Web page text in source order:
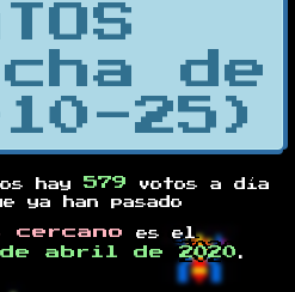
de
25)
hay 579 votos a día
ya han pasado
cercano es el
abril de 2020 .